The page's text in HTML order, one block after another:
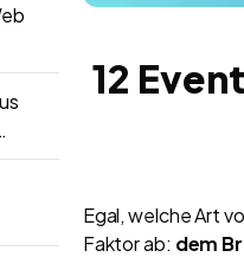
12
Egal, welche Art
Faktor ab: dem